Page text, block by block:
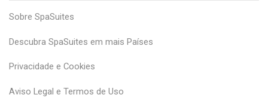
Sobre SpaSuites
Descubra SpaSuites em mais Países
Privacidade e Cookies
Aviso Legal e Termos de Uso